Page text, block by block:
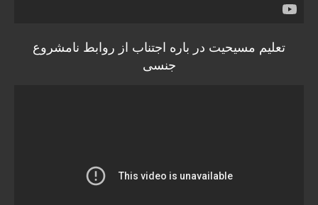
تعلیم مسیحیت در باره اجتناب از روابط نامشروع
جنسی